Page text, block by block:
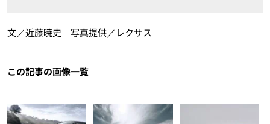
文／近藤暁史 写真提供／レクサス
この記事の画像一覧